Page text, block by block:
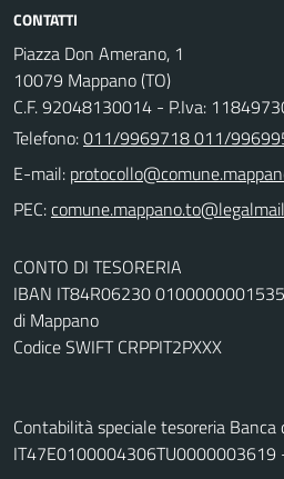
CONTATTI
Piazza Don Amerano, 1
10079 Mappano (TO)
C.F. 92048130014 - P.Iva:
Telefono:011/9969718 011/
E-mail:
PEC:
CONTO DI TESORERIA
IBAN IT84R06230
di Mappano
Codice SWIFT CRPPIT2PXXX
Contabilità speciale tesoreria Banca